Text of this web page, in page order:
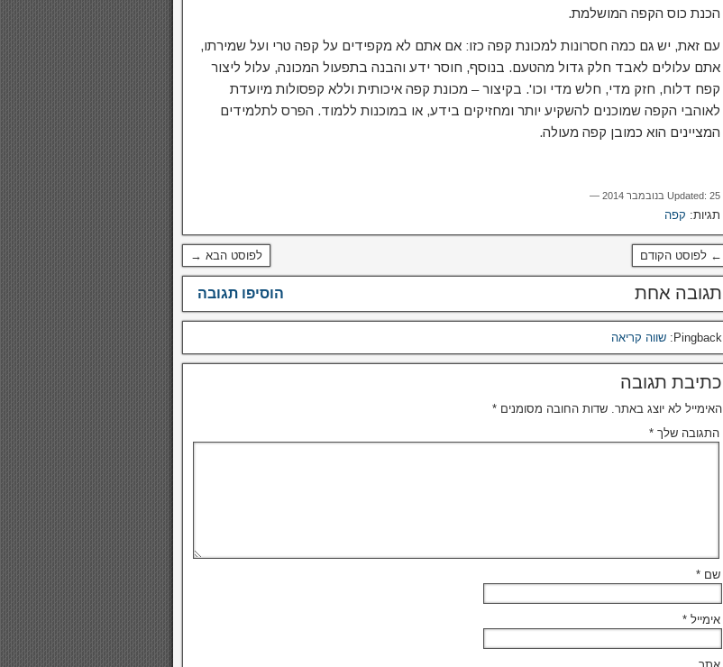
הכנת כוס הקפה המושלמת.
עם זאת, יש גם כמה חסרונות למכונת קפה כזו: אם אתם לא מקפידים על קפה טרי ועל שמירתו,
אתם עלולים לאבד חלק גדול מהטעם. בנוסף, חוסר ידע והבנה בתפעול המכונה, עלול ליצור
קפח דלוח, חזק מדי, חלש מדי וכו'. בקיצור – מכונת קפה איכותית וללא קפסולות מיועדת
לאוהבי הקפה שמוכנים להשקיע יותר ומחזיקים בידע, או במוכנות ללמוד. הפרס לתלמידים
המציינים הוא כמובן קפה מעולה.
Updated: 25 בנובמבר 2014 —
תגיות: קפה
← לפוסט הקודם לפוסט הבא →
תגובה אחת הוסיפו תגובה
Pingback: שווה קריאה
כתיבת תגובה
האימייל לא יוצג באתר. שדות החובה מסומנים*
התגובה שלך*
שם*
אימייל*